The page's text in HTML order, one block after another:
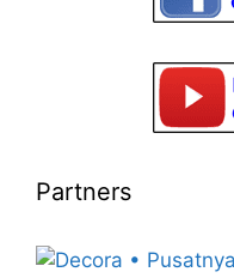
Partners